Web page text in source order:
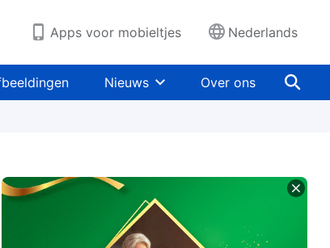
Apps voor mobieltjes Nederlands
Nieuws Over ons